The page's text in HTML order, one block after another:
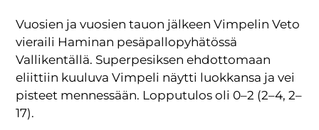
Vuosien ja vuosien tauon jälkeen Vimpelin Veto
vieraili Haminan pesäpallopyhätössä
Vallikentällä. Superpesiksen ehdottomaan
eliittiin kuuluva Vimpeli näytti luokkansa ja vei
pisteet mennessään. Lopputulos oli 0–2 (2–4, 2–
17).